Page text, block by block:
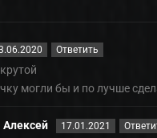
Ответить
могли бы и по лучше
Алексей 17.01.2021